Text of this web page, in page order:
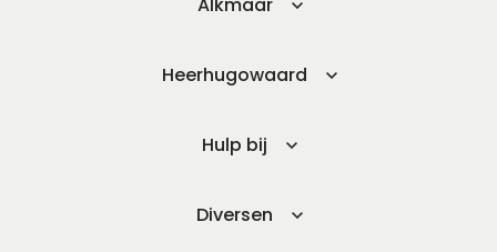
Heerhugowaard
Hulp bij
Diversen